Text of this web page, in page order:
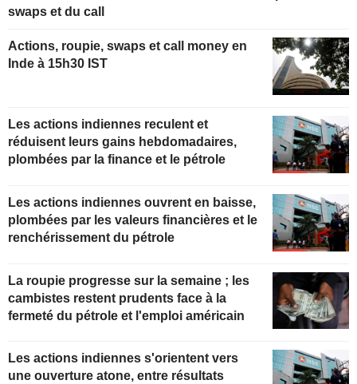
swaps et du call
Actions, roupie, swaps et call money en
Inde à 15h30 IST
Les actions indiennes reculent et
réduisent leurs gains hebdomadaires,
plombées par la finance et le pétrole
Les actions indiennes ouvrent en baisse,
plombées par les valeurs financières et le
renchérissement du pétrole
La roupie progresse sur la semaine ; les
cambistes restent prudents face à la
fermeté du pétrole et l'emploi américain
Les actions indiennes s'orientent vers
une ouverture atone, entre résultats